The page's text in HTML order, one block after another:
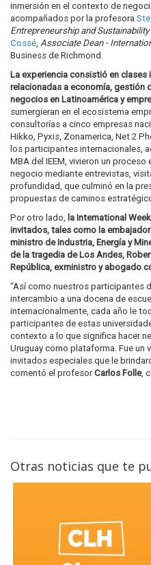
inmersión en el contexto de
acompañados por la profesora
Entrepreneurship and
Cossé, Associate Dean -
Business de Richmond.
La experiencia consistió en clases
relacionadas a economía, gestión
negocios en Latinoamérica y
sumergieran en el ecosistema
consultorías a cinco empresas
Hikko, Pyxis, Zonamerica, Net 2
los participantes internacionales,
MBA del IEEM, vivieron un
negocio mediante entrevistas,
profundidad, que culminó en la
propuestas de caminos
Por otro lado, la International
invitados, tales como la
ministro de Industria, Energía y
de la tragedia de Los Andes,
República, exministro y abogado
“Así como nuestros participantes
intercambio a una docena de
internacionalmente, cada año le
participantes de estas
contexto a lo que significa hacer
Uruguay como plataforma. Fue un
invitados especiales que le
comentó el profesorCarlos Folle,
Otras noticias que te